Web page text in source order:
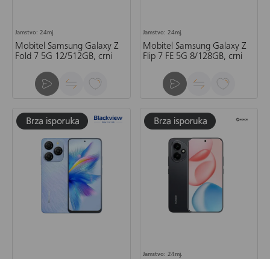
Jamstvo: 24mj.
Mobitel Samsung Galaxy Z
Fold 7 5G 12/512GB, crni
Jamstvo: 24mj.
Mobitel Samsung Galaxy Z
Flip 7 FE 5G 8/128GB, crni
Jamstvo: 24mj.